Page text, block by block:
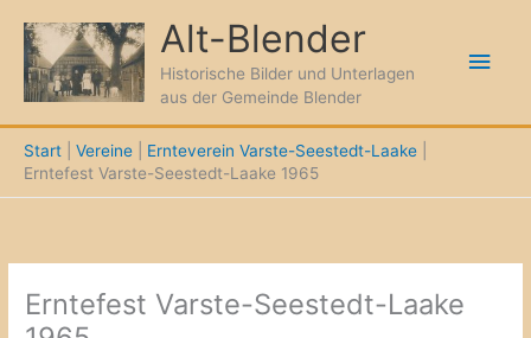
Inhalt
springen
Alt-Blender
Historische Bilder und Unterlagen
aus der Gemeinde Blender
Start Vereine
Ernteverein Varste-Seestedt-Laake
Erntefest Varste-Seestedt-Laake 1965
Erntefest Varste-Seestedt-Laake